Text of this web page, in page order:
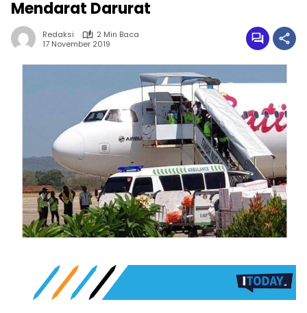
Mendarat Darurat
Redaksi
2 Min Baca
17 November 2019